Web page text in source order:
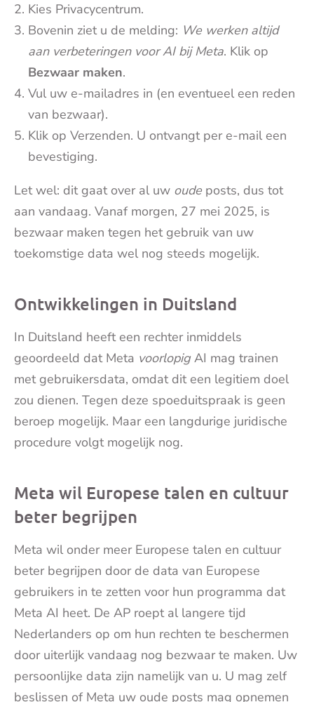
Kies Privacycentrum.
Bovenin ziet u de melding: We werken altijd
aan verbeteringen voor AI bij Meta. Klik op
Bezwaar maken.
Vul uw e-mailadres in (en eventueel een reden
van bezwaar).
Klik op Verzenden. U ontvangt per e-mail een
bevestiging.
Let wel: dit gaat over al uw oude posts, dus tot
aan vandaag. Vanaf morgen, 27 mei 2025, is
bezwaar maken tegen het gebruik van uw
toekomstige data wel nog steeds mogelijk.
Ontwikkelingen in Duitsland
In Duitsland heeft een rechter inmiddels
geoordeeld dat Meta voorlopigAI mag trainen
met gebruikersdata, omdat dit een legitiem doel
zou dienen. Tegen deze spoeduitspraak is geen
beroep mogelijk. Maar een langdurige juridische
procedure volgt mogelijk nog.
Meta wil Europese talen en cultuur
beter begrijpen
Meta wil onder meer Europese talen en cultuur
beter begrijpen door de data van Europese
gebruikers in te zetten voor hun programma dat
Meta AI heet. De AP roept al langere tijd
Nederlanders op om hun rechten te beschermen
door uiterlijk vandaag nog bezwaar te maken. Uw
persoonlijke data zijn namelijk van u. U mag zelf
beslissen of Meta uw oude posts mag opnemen